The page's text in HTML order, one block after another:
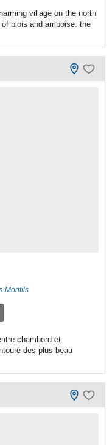
village on the north
blois and amboise. the
Montils
chambord et
des plus beau